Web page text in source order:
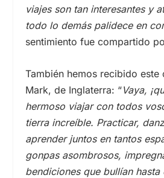
viajes son tan interesantes y
todo lo demás palidece en
sentimiento fue compartido
También hemos recibido este
Mark, de Inglaterra: “Vaya,
hermoso viajar con todos
tierra increíble. Practicar,
aprender juntos en tantos
gonpas asombrosos,
bendiciones que bullían hasta